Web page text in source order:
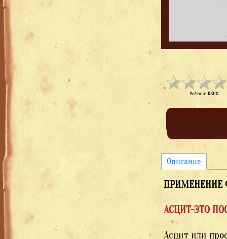
Рейтинг:0.0/0
Описание
ПРИМЕНЕНИЕ
АСЦИТ-ЭТО
Асцит или